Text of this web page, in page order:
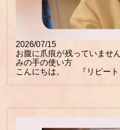
2026/07/15
お腹に爪痕が残っていませ
みの手の使い方
こんにちは。 『リピート